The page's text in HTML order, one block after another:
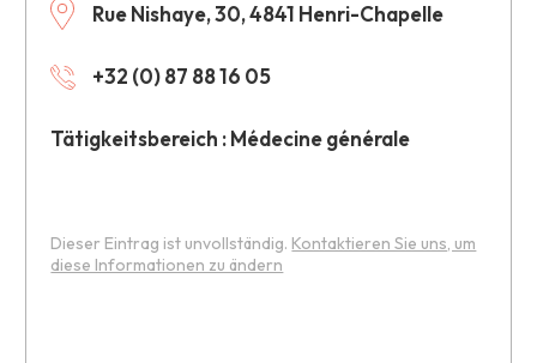
Rue Nishaye, 30, 4841 Henri-Chapelle
+32 (0) 87 88 16 05
Tätigkeitsbereich : Médecine générale
Dieser Eintrag ist unvollständig. Kontaktieren Sie uns, um
diese Informationen zu ändern